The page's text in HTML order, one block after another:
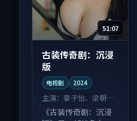
51:07
古装传奇剧：沉浸
版
电视剧 2024
主演： 章子怡、梁朝伟
等
《古装传奇剧：沉浸